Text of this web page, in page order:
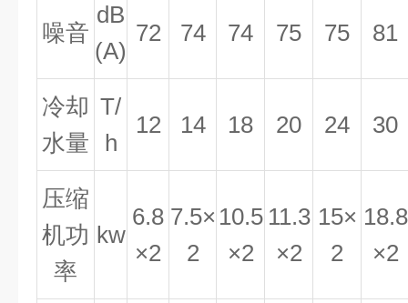
噪音
dB
(A)
72 74 74 75 75 81
冷却
水量
T/
h
12 14 18 20 24 30
压缩
机功
率
kw
6.8
×2
7.5×
2
10.5
×2
11.3
×2
15×
2
18.8
×2